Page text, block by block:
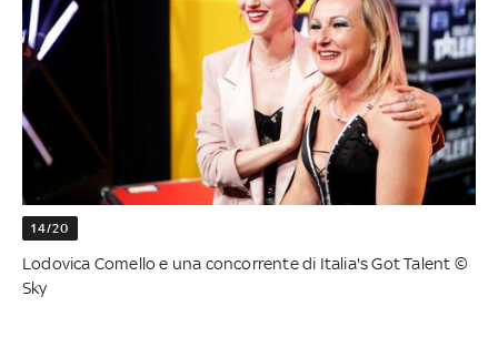
14/20
Lodovica Comello e una concorrente di Italia's Got Talent ©
Sky